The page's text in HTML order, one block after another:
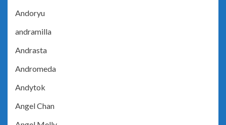
Andoryu
andramilla
Andrasta
Andromeda
Andytok
Angel Chan